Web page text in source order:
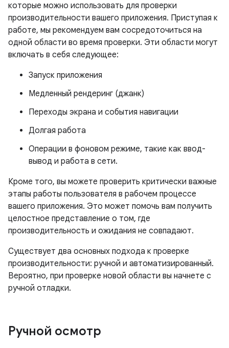
которые можно использовать для проверки
производительности вашего приложения. Приступая к
работе, мы рекомендуем вам сосредоточиться на
одной области во время проверки. Эти области могут
включать в себя следующее:
Запуск приложения
Медленный рендеринг (джанк)
Переходы экрана и события навигации
Долгая работа
Операции в фоновом режиме, такие как ввод-
вывод и работа в сети.
Кроме того, вы можете проверить критически важные
этапы работы пользователя в рабочем процессе
вашего приложения. Это может помочь вам получить
целостное представление о том, где
производительность и ожидания не совпадают.
Существует два основных подхода к проверке
производительности: ручной и автоматизированный.
Вероятно, при проверке новой области вы начнете с
ручной отладки.
Ручной осмотр